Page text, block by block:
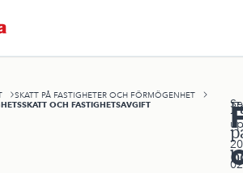
SKATT PÅ FASTIGHETER OCH FÖRMÖGENHET
OCH FASTIGHETSAVGIFT